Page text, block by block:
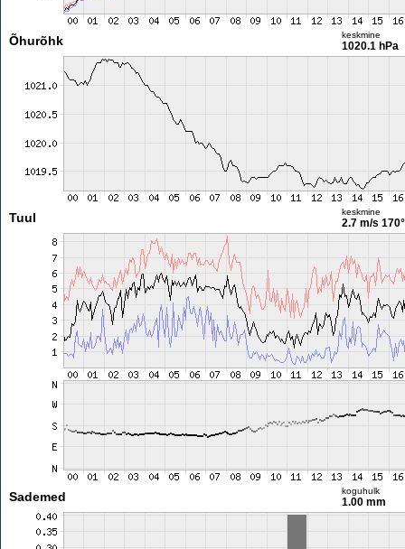
Õhurõhk keskmine
1020.1 hPa
Tuul keskmine
2.7 m/s 170°
Sademed koguhulk
1.00 mm